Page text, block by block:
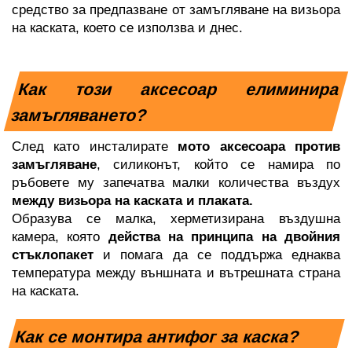
средство за предпазване от замъгляване на визьора
на каската, което се използва и днес.
Как този аксесоар елиминира
замъгляването?
След като инсталирате мото аксесоара против
замъгляване, силиконът, който се намира по
между визьора на каската и плаката.
Образува се малка, херметизирана въздушна
камера, която действа на принципа на двойния
стъклопакет и помага да се поддържа еднаква
температура между външната и вътрешната страна
на каската.
Как се монтира антифог за каска?